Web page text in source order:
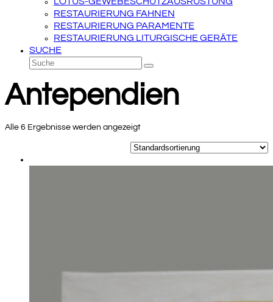
RESTAURIERUNG FAHNEN
RESTAURIERUNG PARAMENTE
RESTAURIERUNG LITURGISCHE GERÄTE
SUCHE
Suche
Senden
Antependien
Alle 6 Ergebnisse werden angezeigt